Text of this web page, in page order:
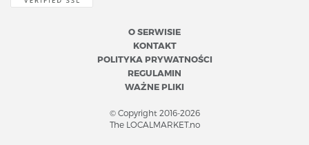
O SERWISIE
KONTAKT
POLITYKA PRYWATNOŚCI
REGULAMIN
WAŻNE PLIKI
© Copyright 2016-2026
The LOCALMARKET.no